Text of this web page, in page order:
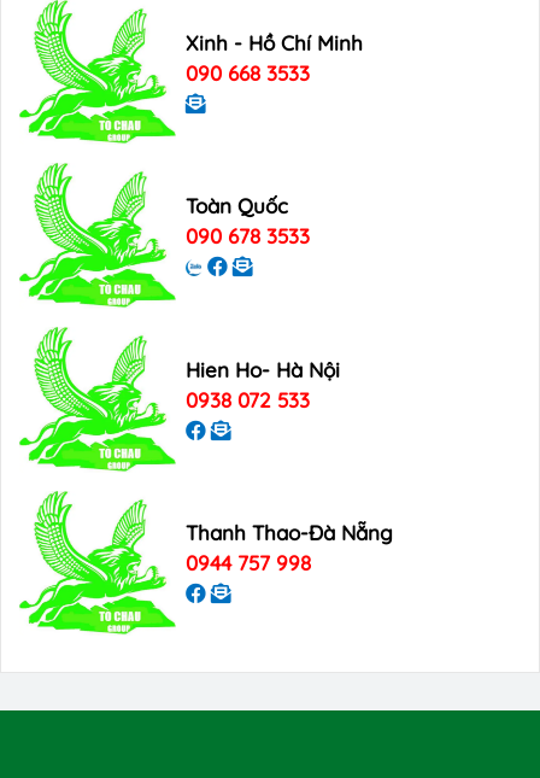
Xinh - Hồ Chí Minh
090 668 3533
Toàn Quốc
090 678 3533
Hien Ho- Hà Nội
0938 072 533
Thanh Thao-Đà Nẵng
0944 757 998